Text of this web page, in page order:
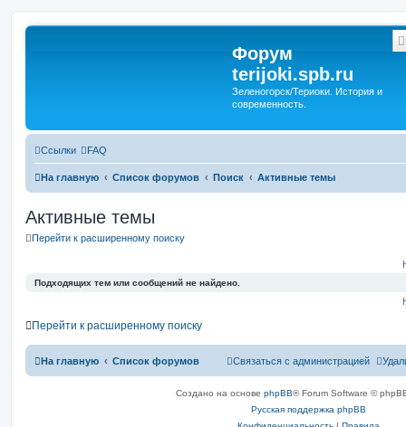
Форум
terijoki.spb.ru
Зеленогорск/Териоки. История и
современность.
Ссылки FAQ
На главную Список форумов Поиск Активные темы
Активные темы
Перейти к расширенному поиску
Подходящих тем или сообщений не найдено.
Перейти к расширенному поиску
На главную Список форумов Связаться с администрацией
Создано на основе phpBB® Forum Software ©
Русская поддержка phpBB